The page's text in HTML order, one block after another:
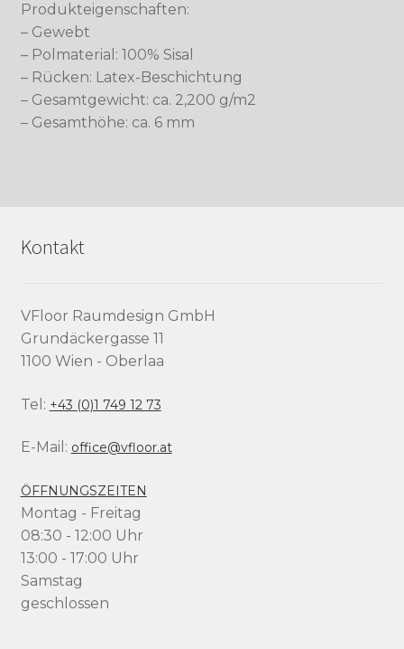
Produkteigenschaften:
– Gewebt
– Polmaterial: 100% Sisal
– Rücken: Latex-Beschichtung
– Gesamtgewicht: ca. 2,200 g/m2
– Gesamthöhe: ca. 6 mm
Kontakt
VFloor Raumdesign GmbH
Grundäckergasse 11
1100 Wien - Oberlaa
Tel: +43 (0)1 749 12 73
E-Mail: office@vfloor.at
ÖFFNUNGSZEITEN
Montag - Freitag
08:30 - 12:00 Uhr
13:00 - 17:00 Uhr
Samstag
geschlossen